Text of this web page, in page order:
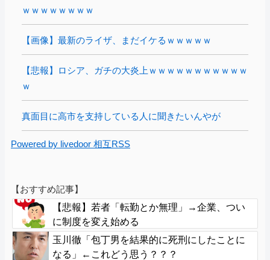
ｗｗｗｗｗｗｗｗ
【画像】最新のライザ、まだイケるｗｗｗｗｗ
【悲報】ロシア、ガチの大炎上ｗｗｗｗｗｗｗｗｗｗｗ
ｗ
真面目に高市を支持している人に聞きたいんやが
Powered by livedoor 相互RSS
【おすすめ記事】
【悲報】若者「転勤とか無理」→企業、つい
に制度を変え始める
玉川徹「包丁男を結果的に死刑にしたことに
なる」←これどう思う？？？